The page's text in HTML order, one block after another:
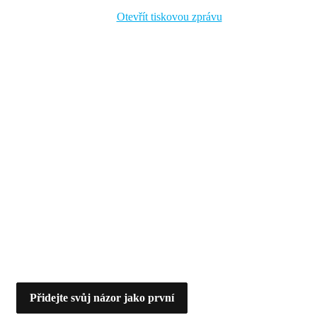
Otevřít tiskovou zprávu
Přidejte svůj názor jako první